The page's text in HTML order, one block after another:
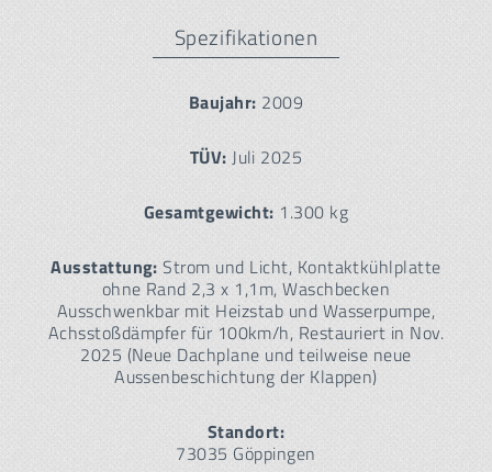
Spezifikationen
Baujahr: 2009
TÜV: Juli 2025
Gesamtgewicht: 1.300 kg
Ausstattung: Strom und Licht, Kontaktkühlplatte
ohne Rand 2,3 x 1,1m, Waschbecken
Ausschwenkbar mit Heizstab und Wasserpumpe,
Achsstoßdämpfer für 100km/h, Restauriert in Nov.
2025 (Neue Dachplane und teilweise neue
Aussenbeschichtung der Klappen)
Standort:
73035 Göppingen